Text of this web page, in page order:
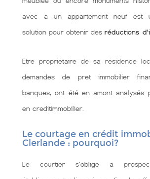
avec à un appartement neuf est
solution pour obtenir des réductions
Etre propriétaire de sa résidence
demandes de pret immobilier
banques, ont été en amont analysés
en creditimmobilier.
Le courtage en crédit
Clerlande : pourquoi?
Le courtier s'oblige à